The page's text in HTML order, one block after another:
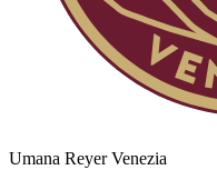
Umana Reyer Venezia